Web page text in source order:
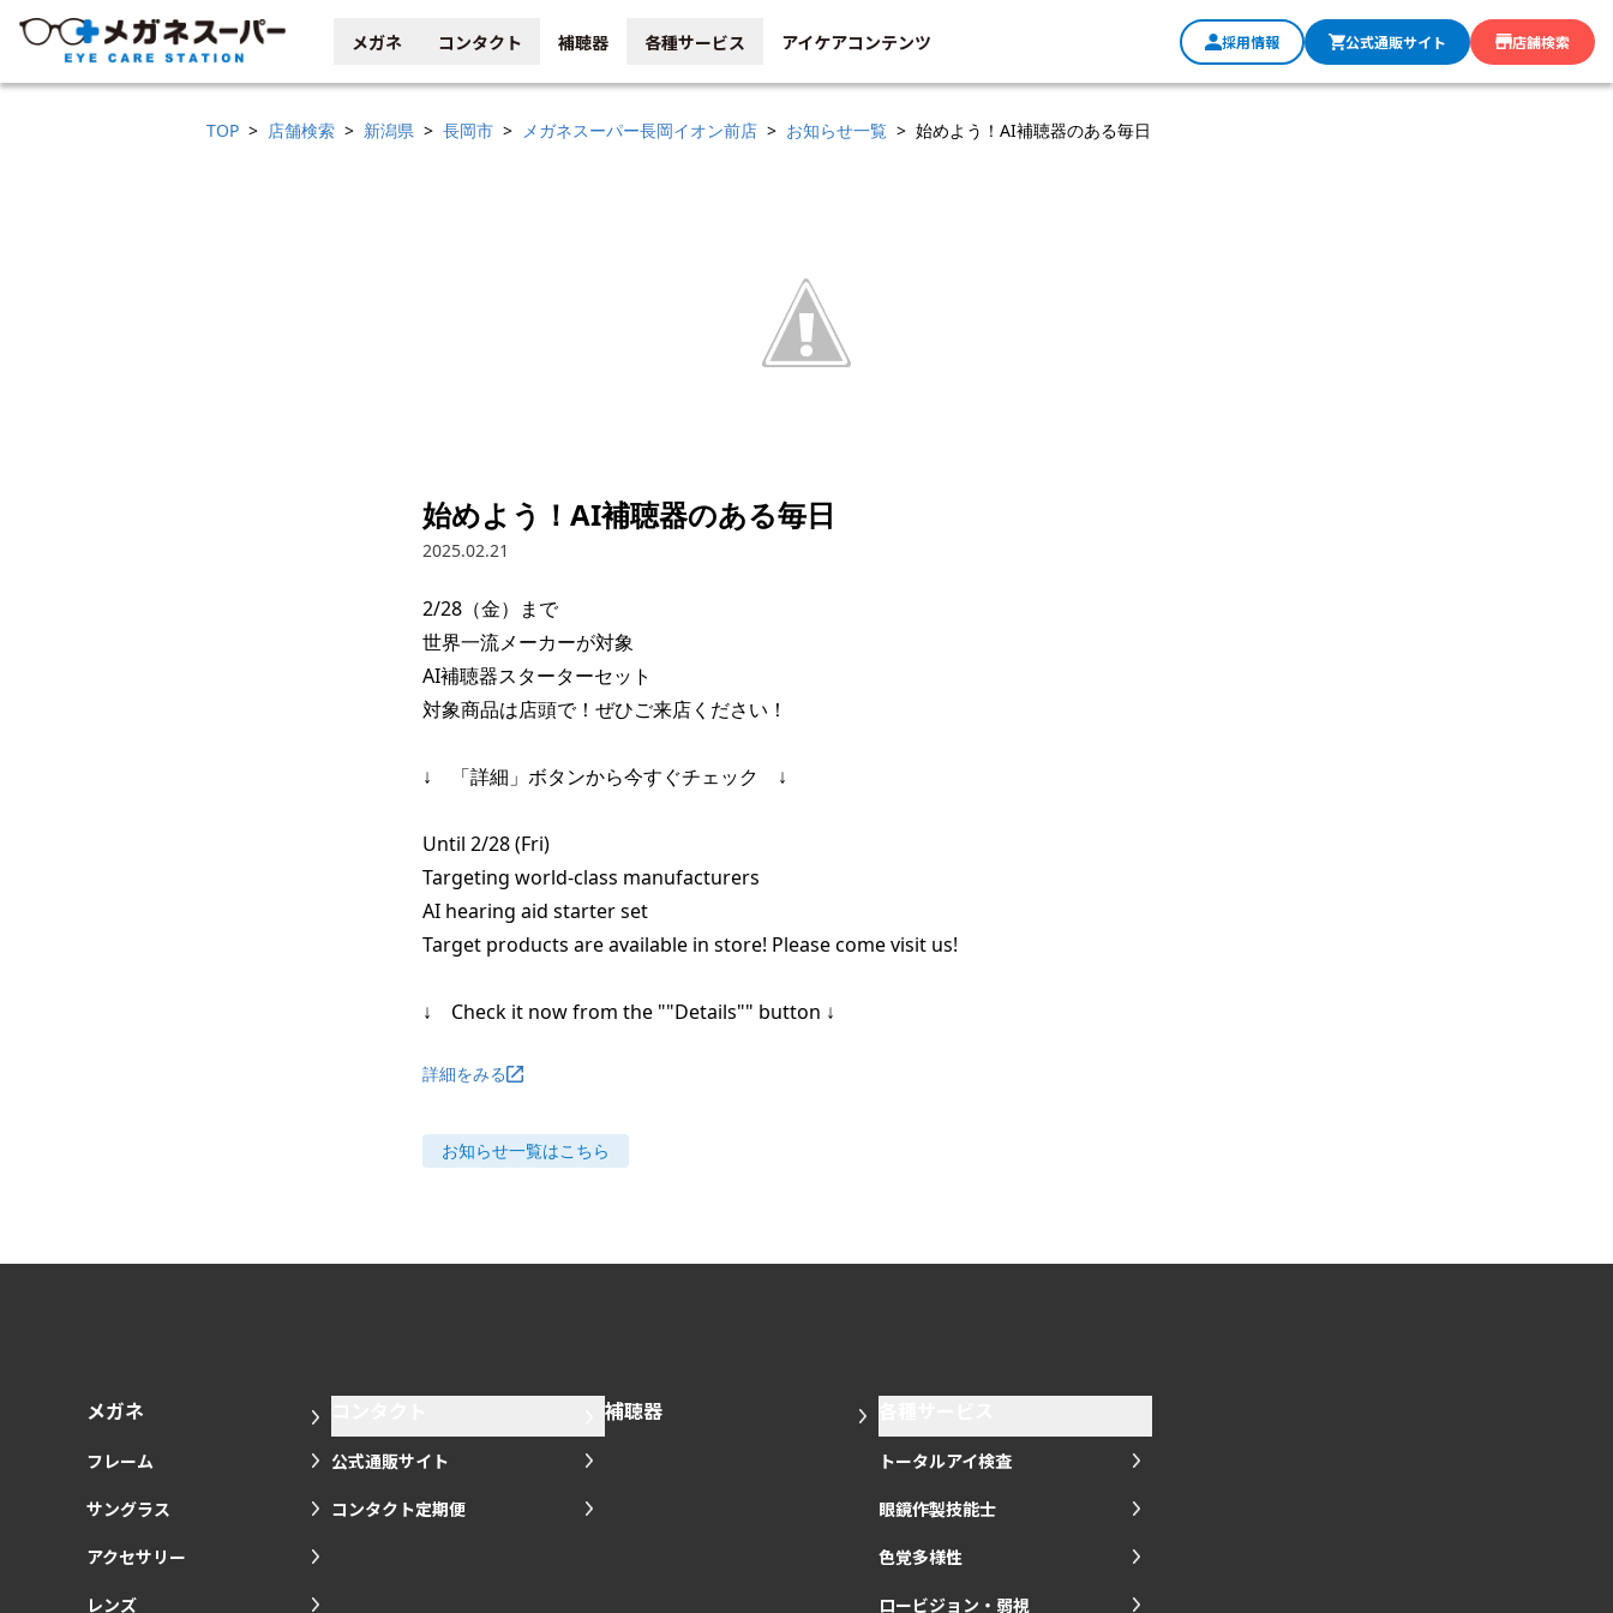
メガネ コンタクト 補聴器 各種サービス アイケアコンテンツ 採用情報 公式通販サイト 店舗検索
TOP 店舗検索 新潟県 長岡市 メガネスーパー長岡イオン前店 お知らせ一覧 始めよう！AI補聴器のある毎日
始めよう！AI補聴器のある毎日
2025.02.21
2/28（金）まで
世界一流メーカーが対象
AI補聴器スターターセット
対象商品は店頭で！ぜひご来店ください！
↓　「詳細」ボタンから今すぐチェック　↓
Until 2/28 (Fri)
Targeting world-class manufacturers
AI hearing aid starter set
Target products are available in store! Please come visit us!
↓　Check it now from the ""Details"" button ↓
詳細をみる
お知らせ一覧はこちら
メガネ
フレーム
サングラス
アクセサリー
レンズ
公式通販サイト
コンタクト定期便
補聴器
トータルアイ検査
眼鏡作製技能士
色覚多様性
ロービジョン・弱視